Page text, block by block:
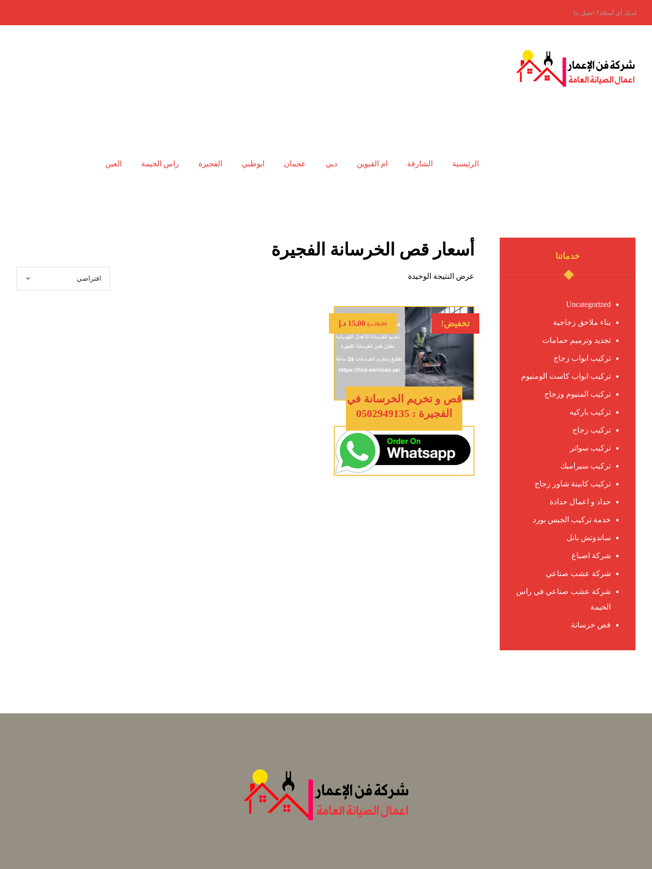
لديك أي أسئلة؟ اتصل بنا
الرئيسية الشارقة ام القيوين دبي عجمان ابوظبي الفجيرة راس الخيمة العين
أسعار قص الخرسانة الفجيرة
عرض النتيجة الوحيدة
تخفيض!
قص و تخريم الخرسانة في
الفجيرة : 0502949135
20,00 د.إ 15,00 د.إ
خدماتنا
Uncategorized
بناء ملاحق زجاجية
تجديد وترميم حمامات
تركيب ابواب زجاج
تركيب ابواب كاست الومنيوم
تركيب المنيوم وزجاج
تركيب باركيه
تركيب زجاج
تركيب سواتر
تركيب سيراميك
تركيب كابينة شاور زجاج
حداد و اعمال حدادة
خدمة تركيب الجبس بورد
ساندوتش بانل
شركة اصباغ
شركة عشب صناعي
شركة عشب صناعي في راس
الخيمة
قص خرسانة